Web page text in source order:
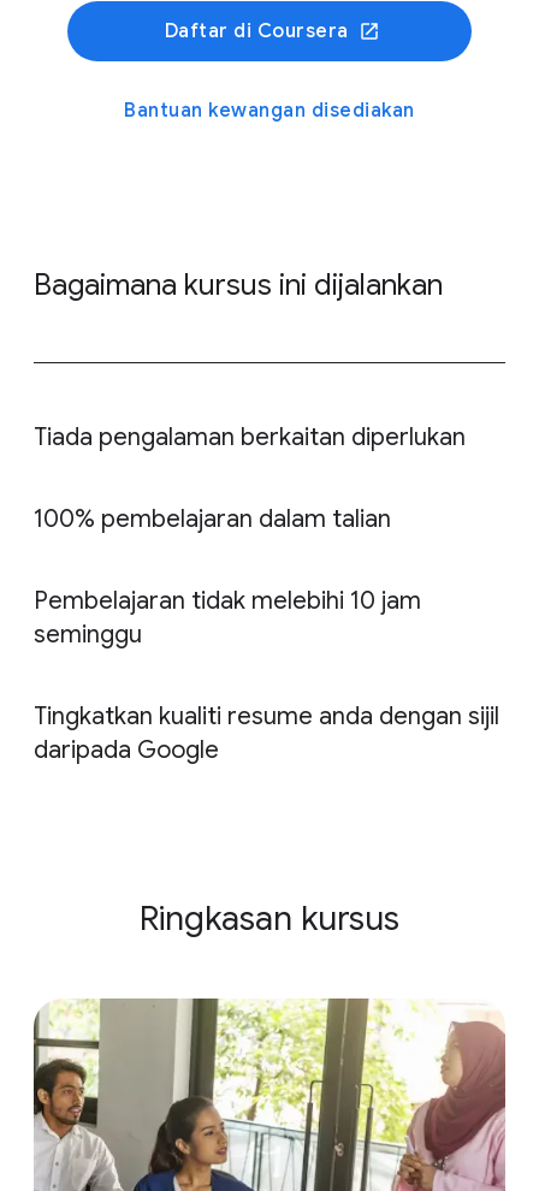
Daftar di Coursera
Bantuan kewangan disediakan
Bagaimana kursus ini dijalankan
Tiada pengalaman berkaitan diperlukan
100% pembelajaran dalam talian
Pembelajaran tidak melebihi 10 jam
seminggu
Tingkatkan kualiti resume anda dengan sijil
daripada Google
Ringkasan kursus